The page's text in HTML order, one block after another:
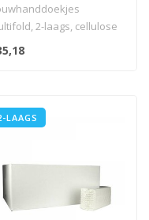
2-laags, cellulose
3060 stuks
transportk..
LAAGS